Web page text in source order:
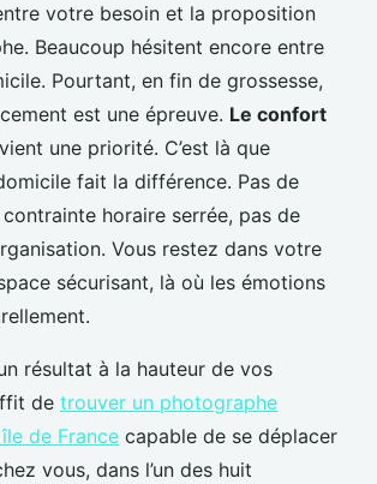
votre besoin et la proposition
Beaucoup hésitent encore entre
Pourtant, en fin de grossesse,
est une épreuve. Le confort
une priorité. C’est là que
fait la différence. Pas de
horaire serrée, pas de
Vous restez dans votre
sécurisant, là où les émotions
résultat à la hauteur de vos
de trouver un photographe
de France capable de se déplacer
vous, dans l’un des huit